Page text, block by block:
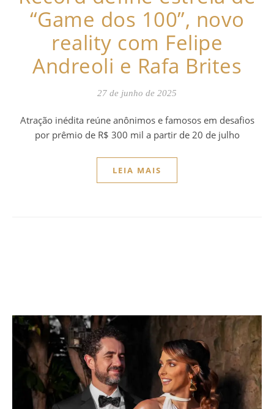
“Game dos 100”, novo
reality com Felipe
Andreoli e Rafa Brites
27 de junho de 2025
Atração inédita reúne anônimos e famosos em desafios
por prêmio de R$ 300 mil a partir de 20 de julho
LEIA MAIS